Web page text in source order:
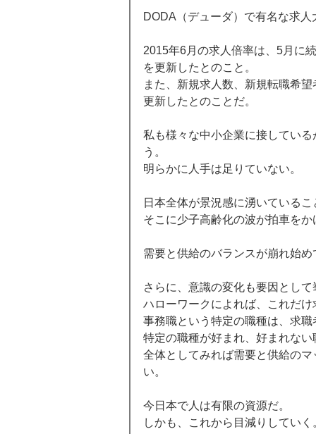
DODA（デューダ）で有名な求
2015年6月の求人倍率は、5月に
を更新したとのこと。
また、新規求人数、新規転職希
更新したとのことだ。
私も様々な中小企業に接してい
う。
明らかに人手は足りていない。
日本全体が景況感に湧いているこ
そこに少子高齢化の波が拍車をか
需要と供給のバランスが崩れ始め
さらに、意識の変化も要因として
ハローワークによれば、これだ
事務職という特定の職種は、求
特定の職種が好まれ、好まれな
全体としてみれば需要と供給の
い。
今日本で人は有限の資源だ。
しかも、これから目減りしていく